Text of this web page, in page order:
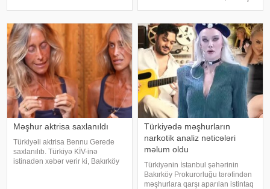
(DHA) Türkiyə Məhkəmə-Tibb
İnstitutunun rəyinə istinadə
verib. . Bəstənin sözləri Rafael
Şabanova, musiqisi is
Məşhur aktrisa saxlanıldı
Türkiyəli aktrisa Bennu Gerede
saxlanılıb. Türkiyə KİV-inə
istinadən xəbər verir ki, Bakırköy
Türkiyədə məşhurların
narkotik analiz nəticələri
məlum oldu
Türkiyənin İstanbul şəhərinin
Bakırköy Prokurorluğu tərəfindən
məşhurlara qarşı aparılan istintaq